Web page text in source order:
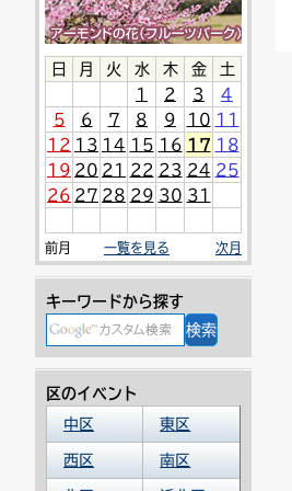
連絡ごみ
ユニバーサルデザイン
日 月 火 水 木 金
土
1
2 3
4
5
6 7 8 9 10 11
12 13 14 15 16 17 18
19 20 21 22 23 24 25
26 27 28 29 30 31
前月 一覧を見る 次月
キーワードから探す
区のイベント
中区
東区
西区 南区